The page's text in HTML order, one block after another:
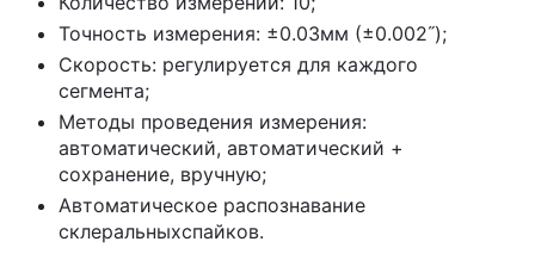
Точность измерения: ±0.03мм (±0.002˝);
Скорость: регулируется для каждого
сегмента;
Методы проведения измерения:
автоматический, автоматический +
сохранение, вручную;
Автоматическое распознавание
склеральныхспайков.